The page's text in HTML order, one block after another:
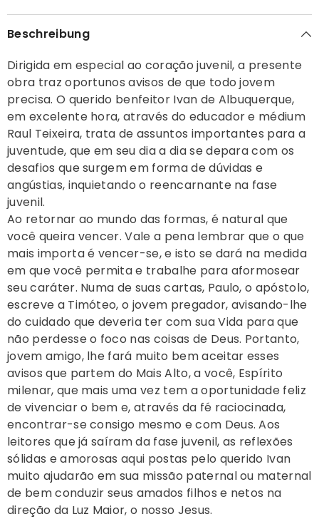
Beschreibung
Dirigida em especial ao coração juvenil, a presente
obra traz oportunos avisos de que todo jovem
precisa. O querido benfeitor Ivan de Albuquerque,
em excelente hora, através do educador e médium
Raul Teixeira, trata de assuntos importantes para a
juventude, que em seu dia a dia se depara com os
desafios que surgem em forma de dúvidas e
angústias, inquietando o reencarnante na fase
juvenil.
Ao retornar ao mundo das formas, é natural que
você queira vencer. Vale a pena lembrar que o que
mais importa é vencer-se, e isto se dará na medida
em que você permita e trabalhe para aformosear
seu caráter. Numa de suas cartas, Paulo, o apóstolo,
escreve a Timóteo, o jovem pregador, avisando-lhe
do cuidado que deveria ter com sua Vida para que
não perdesse o foco nas coisas de Deus. Portanto,
jovem amigo, lhe fará muito bem aceitar esses
avisos que partem do Mais Alto, a você, Espírito
milenar, que mais uma vez tem a oportunidade feliz
de vivenciar o bem e, através da fé raciocinada,
encontrar-se consigo mesmo e com Deus. Aos
leitores que já saíram da fase juvenil, as reflexões
sólidas e amorosas aqui postas pelo querido Ivan
muito ajudarão em sua missão paternal ou maternal
de bem conduzir seus amados filhos e netos na
direção da Luz Maior, o nosso Jesus.